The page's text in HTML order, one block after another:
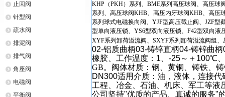
止回阀
针型阀
疏水阀
排泥阀
排气阀
角座阀
电磁阀
平衡阀
KHP （PKH）系列、 BME系列高压球阀、高压球
系列、高压球阀KHB、高压内牙球阀KHB、高压
系列球式电磁换向阀、 YJF型高压截止阀、 JZF型
型单向液压锁、 YS6型双向液压锁、 F42型双向液
XYF系列卸荷溢流阀、 SXYF系列卸荷溢流阀组
02-铝质曲柄03-铸锌直柄04-铸锌曲
橡胶、工作温度：1、-25～＋100℃
GB。阀体材质：钢、黄铜、铸铁、
DN300适用介质：油，液体，连接
工程、冶金、石油、机床、军工等
公司坚持"优质的产品、真诚的服务"